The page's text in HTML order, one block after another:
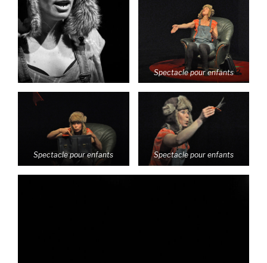
Spectacle pour enfants
Spectacle pour enfants Spectacle pour enfants